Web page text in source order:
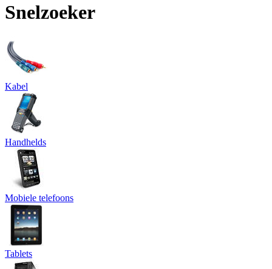
Snelzoeker
Kabel
Handhelds
Mobiele telefoons
Tablets